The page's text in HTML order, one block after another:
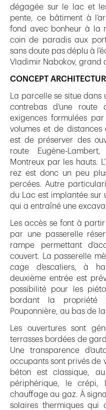
dégagée sur le lac et
pente, ce bâtiment à
fond avec bonheur à la
coin de paradis aux
sans doute pas déplu à
Vladimir Nabokov, grand
CONCEPT
La parcelle se situe
contrebas d’une route
exigences formulées
volumes et de distances
est de préserver des
route Eugène-
Montreux par les hauts.
rez est donc un peu
percées. Autre
du Lac est implantée sur
qui a entraîné une
Les accès se font à
par une passerelle
rampe permettant
couvert. La passerelle
cage d’escaliers, à
deuxième entrée est
possibilité pour les
bordant la
Pouponnière, au bas de
Les ouvertures sont
terrasses bordées de
Une transparence
occupants sont privés de
béton est classique,
périphérique, le
chauffage au gaz. À
solaires thermiques qui